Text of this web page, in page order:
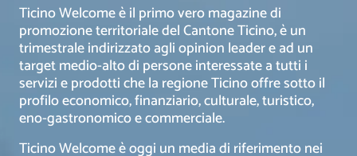
Ticino Welcome è il primo vero magazine di
promozione territoriale del Cantone Ticino, è un
trimestrale indirizzato agli opinion leader e ad un
target medio-alto di persone interessate a tutti i
servizi e prodotti che la regione Ticino offre sotto il
profilo economico, finanziario, culturale, turistico,
eno-gastronomico e commerciale.
Ticino Welcome è oggi un media di riferimento nei